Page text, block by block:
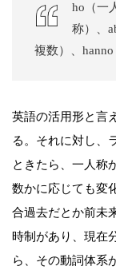
ho（一
称）、
複数）、hanno
英語の活用形と言
る。それに対し、
ときたら、一人称
数かに応じても変
合過去だとか前未
時制があり、現在
ら、その動詞体系